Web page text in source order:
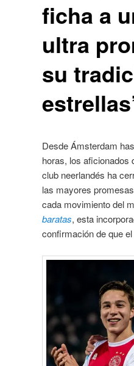
ficha a
ultra
su
Desde Ámsterdam
horas, los aficionados
club neerlandés ha
las mayores
cada movimiento del
baratas, esta
confirmación de que